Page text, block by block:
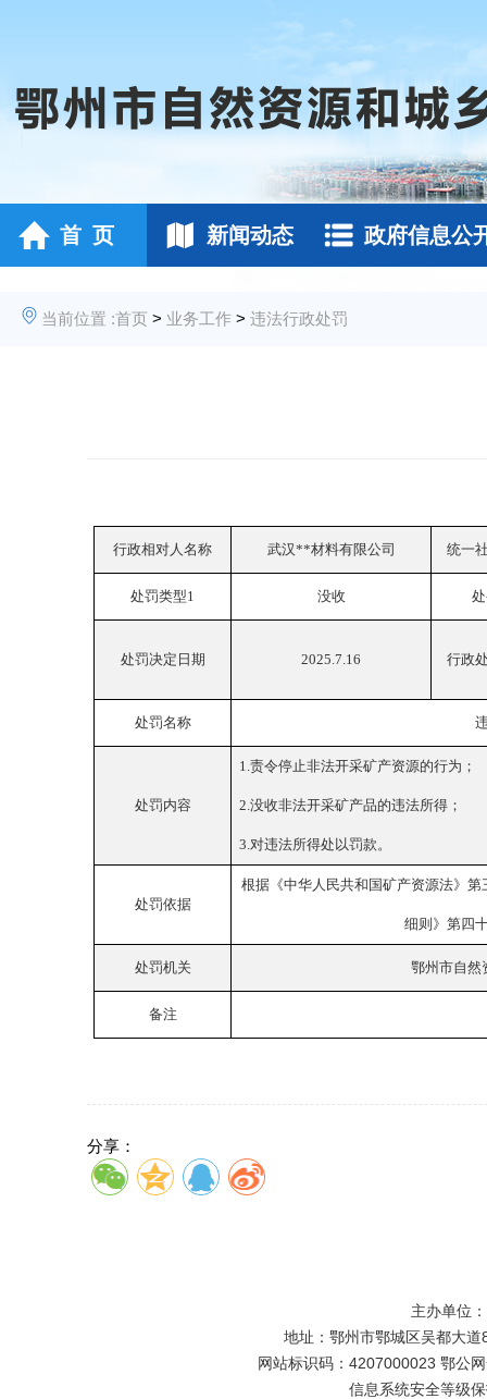
首 页 新闻动态 政府信息公
当前位置 :首页 > 业务工作 > 违法行政处罚
行政相对人名称 武汉**材料有限公司 统一
处罚类型1 没收
处罚决定日期 2025.7.16 行政
处罚名称
处罚内容
1.责令停止非法开采矿产资源的行为；
2.没收非法开采矿产品的违法所得；
3.对违法所得处以罚款。
处罚依据
根据《中华人民共和国矿产资源法》
细则》第四
处罚机关 鄂州市自然
备注
分享：
主办单位
地址：鄂州市鄂城区吴都大
网站标识码：4207000023 鄂公
信息系统安全等级